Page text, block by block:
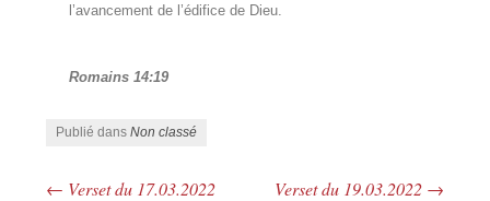
l’avancement de l’édifice de Dieu.
Romains 14:19
Publié dansNon classé
← Verset du 17.03.2022 Verset du 19.03.2022 →